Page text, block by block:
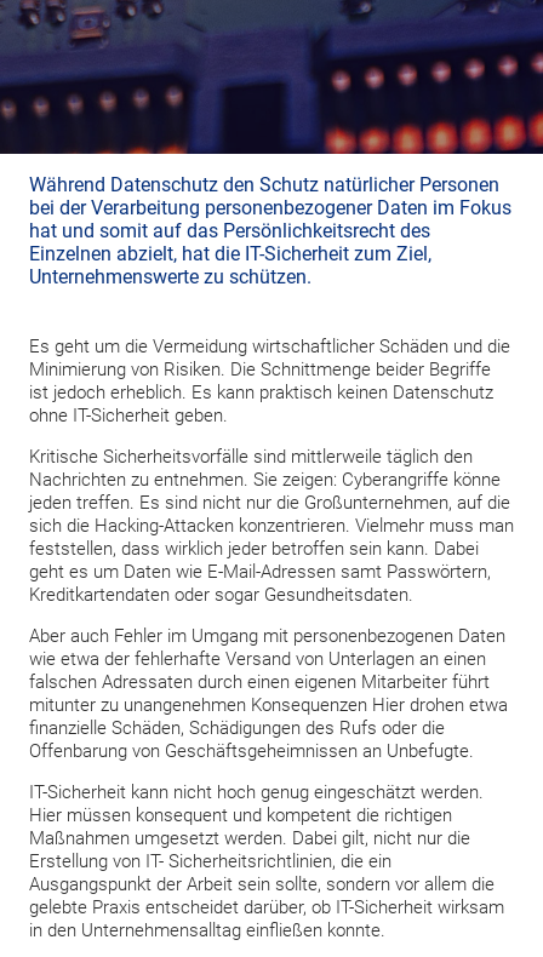
Während Datenschutz den Schutz natürlicher Personen
bei der Verarbeitung personenbezogener Daten im Fokus
hat und somit auf das Persönlichkeitsrecht des
Einzelnen abzielt, hat die IT-Sicherheit zum Ziel,
Unternehmenswerte zu schützen.
Es geht um die Vermeidung wirtschaftlicher Schäden und die
Minimierung von Risiken. Die Schnittmenge beider Begriffe
ist jedoch erheblich. Es kann praktisch keinen Datenschutz
ohne IT-Sicherheit geben.
Kritische Sicherheitsvorfälle sind mittlerweile täglich den
Nachrichten zu entnehmen. Sie zeigen: Cyberangriffe könne
jeden treffen. Es sind nicht nur die Großunternehmen, auf die
sich die Hacking-Attacken konzentrieren. Vielmehr muss man
feststellen, dass wirklich jeder betroffen sein kann. Dabei
geht es um Daten wie E-Mail-Adressen samt Passwörtern,
Kreditkartendaten oder sogar Gesundheitsdaten.
Aber auch Fehler im Umgang mit personenbezogenen Daten
wie etwa der fehlerhafte Versand von Unterlagen an einen
falschen Adressaten durch einen eigenen Mitarbeiter führt
mitunter zu unangenehmen Konsequenzen Hier drohen etwa
finanzielle Schäden, Schädigungen des Rufs oder die
Offenbarung von Geschäftsgeheimnissen an Unbefugte.
IT-Sicherheit kann nicht hoch genug eingeschätzt werden.
Hier müssen konsequent und kompetent die richtigen
Maßnahmen umgesetzt werden. Dabei gilt, nicht nur die
Erstellung von IT- Sicherheitsrichtlinien, die ein
Ausgangspunkt der Arbeit sein sollte, sondern vor allem die
gelebte Praxis entscheidet darüber, ob IT-Sicherheit wirksam
in den Unternehmensalltag einfließen konnte.